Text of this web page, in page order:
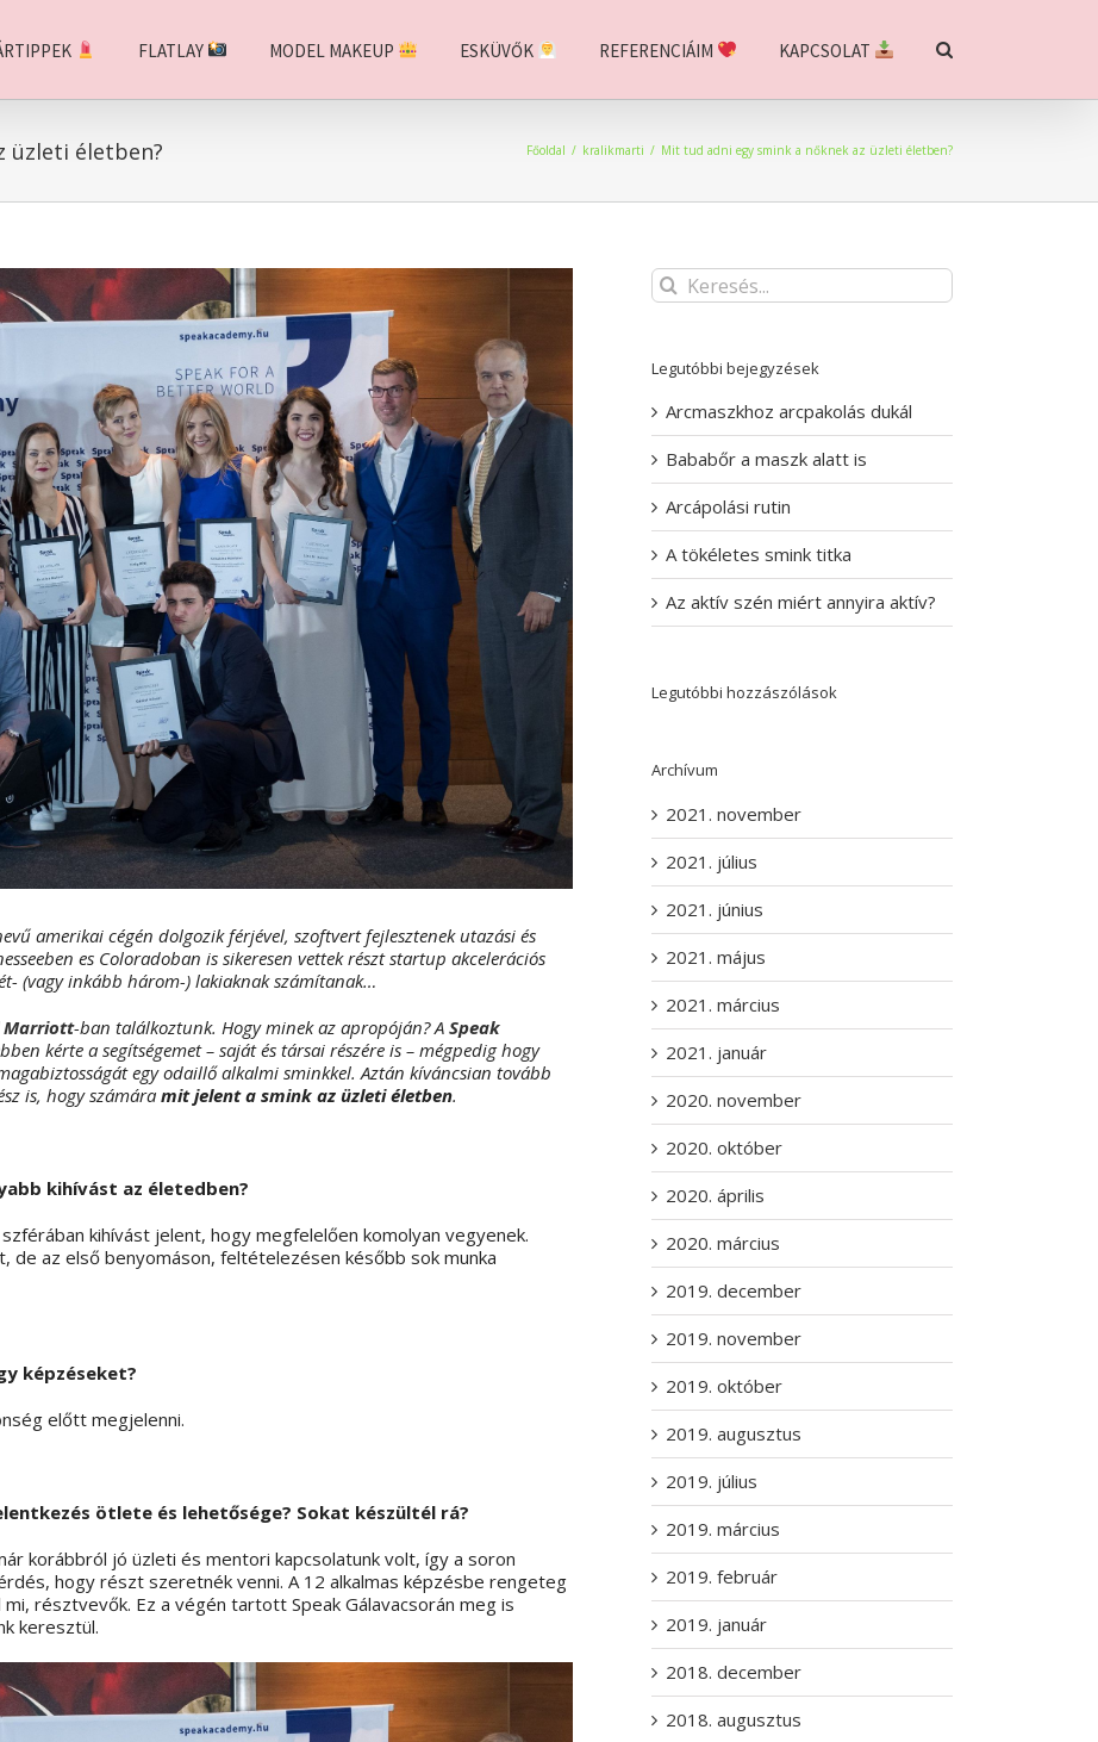
FLATLAY MODEL MAKEUP ESKÜVŐK REFERENCIÁIM KAPCSOLAT
üzleti életben? Főoldal / kralikmarti / Mit tud adni egy smink a nőknek az üzleti életben?
amerikai cégén dolgozik férjével, szoftvert fejlesztenek utazási és
es Coloradoban is sikeresen vettek részt startup akcelerációs
(vagy inkább három-) lakiaknak számítanak…
Marriott-ban találkoztunk. Hogy minek az apropóján? A Speak
kérte a segítségemet – saját és társai részére is – mégpedig hogy
egy odaillő alkalmi sminkkel. Aztán kíváncsian tovább
is, hogy számára mit jelent a smink az üzleti életben.
kihívást az életedben?
kihívást jelent, hogy megfelelően komolyan vegyenek.
de az első benyomáson, feltételezésen később sok munka
képzéseket?
előtt megjelenni.
ötlete és lehetősége? Sokat készültél rá?
korábbról jó üzleti és mentori kapcsolatunk volt, így a soron
hogy részt szeretnék venni. A 12 alkalmas képzésbe rengeteg
résztvevők. Ez a végén tartott Speak Gálavacsorán meg is
keresztül.
Keresés...
Legutóbbi bejegyzések
Arcmaszkhoz arcpakolás dukál
Bababőr a maszk alatt is
Arcápolási rutin
A tökéletes smink titka
Az aktív szén miért annyira aktív?
Legutóbbi hozzászólások
Archívum
2021. november
2021. július
2021. június
2021. május
2021. március
2021. január
2020. november
2020. október
2020. április
2020. március
2019. december
2019. november
2019. október
2019. augusztus
2019. július
2019. március
2019. február
2019. január
2018. december
2018. augusztus